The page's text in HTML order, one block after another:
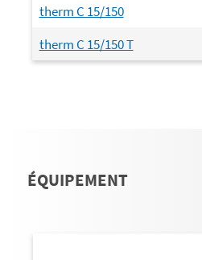
therm C 15/150
therm C 15/150 T
ÉQUIPEMENT